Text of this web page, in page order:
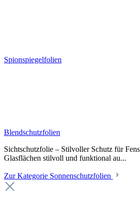
Spionspiegelfolien
Blendschutzfolien
Sichtschutzfolie – Stilvoller Schutz für
Glasflächen stilvoll und funktional au...
Zur Kategorie Sonnenschutzfolien